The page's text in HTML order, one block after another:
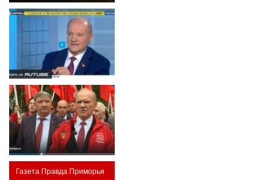
Газета Правда Приморья